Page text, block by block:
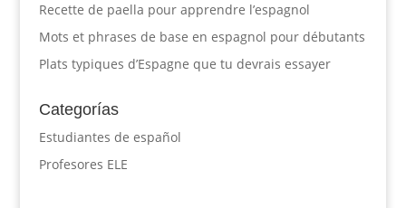
Recette de paella pour apprendre l’espagnol
Mots et phrases de base en espagnol pour débutants
Plats typiques d’Espagne que tu devrais essayer
Categorías
Estudiantes de español
Profesores ELE